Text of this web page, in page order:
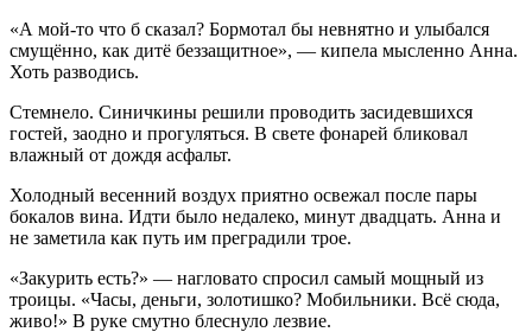
«А мой-то что б сказал? Бормотал бы невнятно и улыбался
смущённо, как дитё беззащитное», — кипела мысленно Анна.
Хоть разводись.
Стемнело. Синичкины решили проводить засидевшихся
гостей, заодно и прогуляться. В свете фонарей бликовал
влажный от дождя асфальт.
Холодный весенний воздух приятно освежал после пары
бокалов вина. Идти было недалеко, минут двадцать. Анна и
не заметила как путь им преградили трое.
«Закурить есть?» — нагловато спросил самый мощный из
троицы. «Часы, деньги, золотишко? Мобильники. Всё сюда,
живо!» В руке смутно блеснуло лезвие.